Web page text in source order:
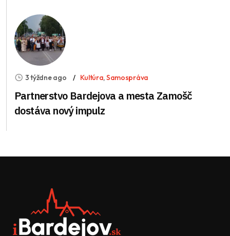
3 týždne ago Kultúra,Samospráva
Partnerstvo Bardejova a mesta Zamošč
dostáva nový impulz